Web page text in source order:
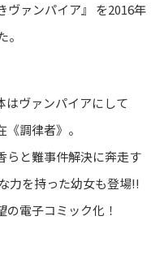
ァンパイア』 を2016年
はヴァンパイアにして
調律者》。
らと難事件解決に奔走す
力を持った幼女も登場!!
電子コミック化！